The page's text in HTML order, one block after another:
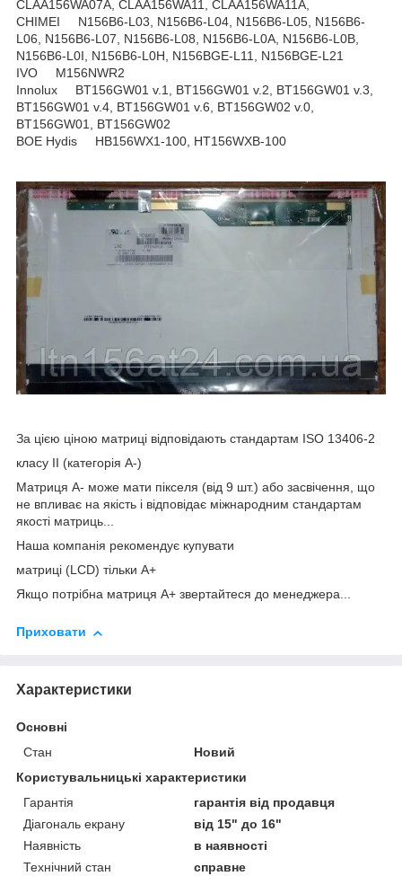
CLAA156WA07A, CLAA156WA11, CLAA156WA11A,
CHIMEI N156B6-L03, N156B6-L04, N156B6-L05, N156B6-
L06, N156B6-L07, N156B6-L08, N156B6-L0A, N156B6-L0B,
N156B6-L0I, N156B6-L0H, N156BGE-L11, N156BGE-L21
IVO M156NWR2
Innolux BT156GW01 v.1, BT156GW01 v.2, BT156GW01 v.3,
BT156GW01 v.4, BT156GW01 v.6, BT156GW02 v.0,
BT156GW01, BT156GW02
BOE Hydis HB156WX1-100, HT156WXB-100
За цією ціною матриці відповідають стандартам ISO 13406-2
класу II (категорія А-)
Матриця А- може мати пікселя (від 9 шт.) або засвічення, що
не впливає на якість і відповідає міжнародним стандартам
якості матриць...
Наша компанія рекомендує купувати
матриці (LCD) тільки А+
Якщо потрібна матриця А+ звертайтеся до менеджера...
Приховати
Характеристики
Основні
Стан
Новий
Користувальницькі характеристики
Гарантія
гарантія від продавця
Діагональ екрану
від 15" до 16"
Наявність
в наявності
Технічний стан
справне